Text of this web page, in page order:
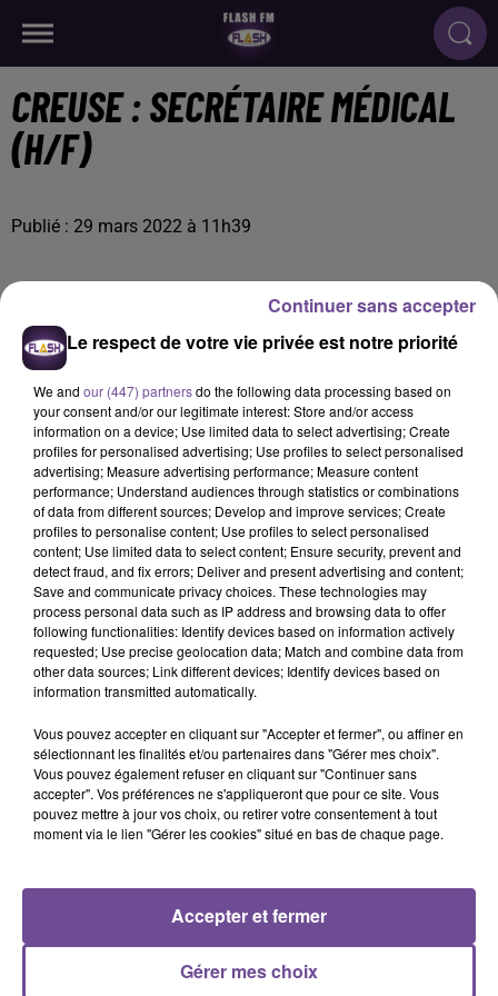
CREUSE : SECRÉTAIRE MÉDICAL
(H/F)
Publié : 29 mars 2022 à 11h39
Vos missions : mettre en forme et réaliser les documents
demandés par l’équipe pluridisciplinaire. Aider à la prise de
rendez-vous pour l’action en milieu de travail pour l’équipe.
Etre en contact avec l’hardèrent et l’accompagner dans ses
démarches administratives. Préparer les interventions des
membres de l’équipe. Archiver les dossiers médicaux at
scanner les documents à insérer dans les dossiers.
Référence de l’offre Pôle Emploi : 1446488
Le respect de votre vie privée est notre priorité
We and our (447) partnersdo the following data processing based on
your consent and/or our legitimate interest: Store and/or access
information on a device; Use limited data to select advertising; Create
profiles for personalised advertising; Use profiles to select personalised
advertising; Measure advertising performance; Measure content
performance; Understand audiences through statistics or combinations
of data from different sources; Develop and improve services; Create
profiles to personalise content; Use profiles to select personalised
content; Use limited data to select content; Ensure security, prevent and
detect fraud, and fix errors; Deliver and present advertising and content;
Save and communicate privacy choices. These technologies may
process personal data such as IP address and browsing data to offer
following functionalities: Identify devices based on information actively
requested; Use precise geolocation data; Match and combine data from
other data sources; Link different devices; Identify devices based on
information transmitted automatically.
Vous pouvez accepter en cliquant sur "Accepter et fermer", ou affiner en
sélectionnant les finalités et/ou partenaires dans "Gérer mes choix".
Vous pouvez également refuser en cliquant sur "Continuer sans
accepter". Vos préférences ne s'appliqueront que pour ce site. Vous
pouvez mettre à jour vos choix, ou retirer votre consentement à tout
moment via le lien "Gérer les cookies" situé en bas de chaque page.
Gérer mes choix
Accepter et fermer
Continuer sans accepter